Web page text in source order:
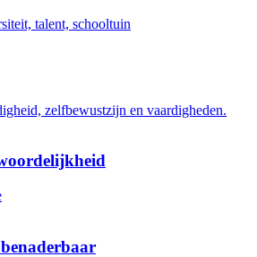
talent, schooltuin
zelfbewustzijn en vaardigheden.